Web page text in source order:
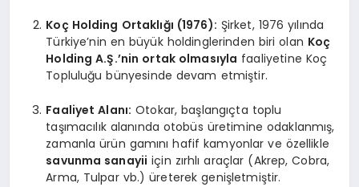
Koç Holding Ortaklığı (1976): Şirket, 1976 yılında
Türkiye’nin en büyük holdinglerinden biri olan Koç
Holding A.Ş.’nin ortak olmasıyla faaliyetine Koç
Topluluğu bünyesinde devam etmiştir.
Faaliyet Alanı: Otokar, başlangıçta toplu
taşımacılık alanında otobüs üretimine odaklanmış,
zamanla ürün gamını hafif kamyonlar ve özellikle
savunma sanayii için zırhlı araçlar (Akrep, Cobra,
Arma, Tulpar vb.) üreterek genişletmiştir.